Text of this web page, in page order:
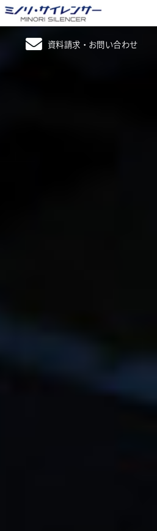
資料請求・お問い合わせ